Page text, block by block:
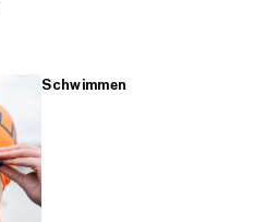
Schwimmen